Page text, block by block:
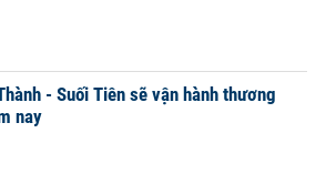
- Suối Tiên sẽ vận hành thương
nay